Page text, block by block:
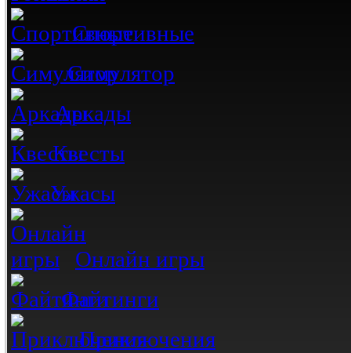
Спортивные
Симулятор
Аркады
Квесты
Ужасы
Онлайн игры
Файтинги
Приключения